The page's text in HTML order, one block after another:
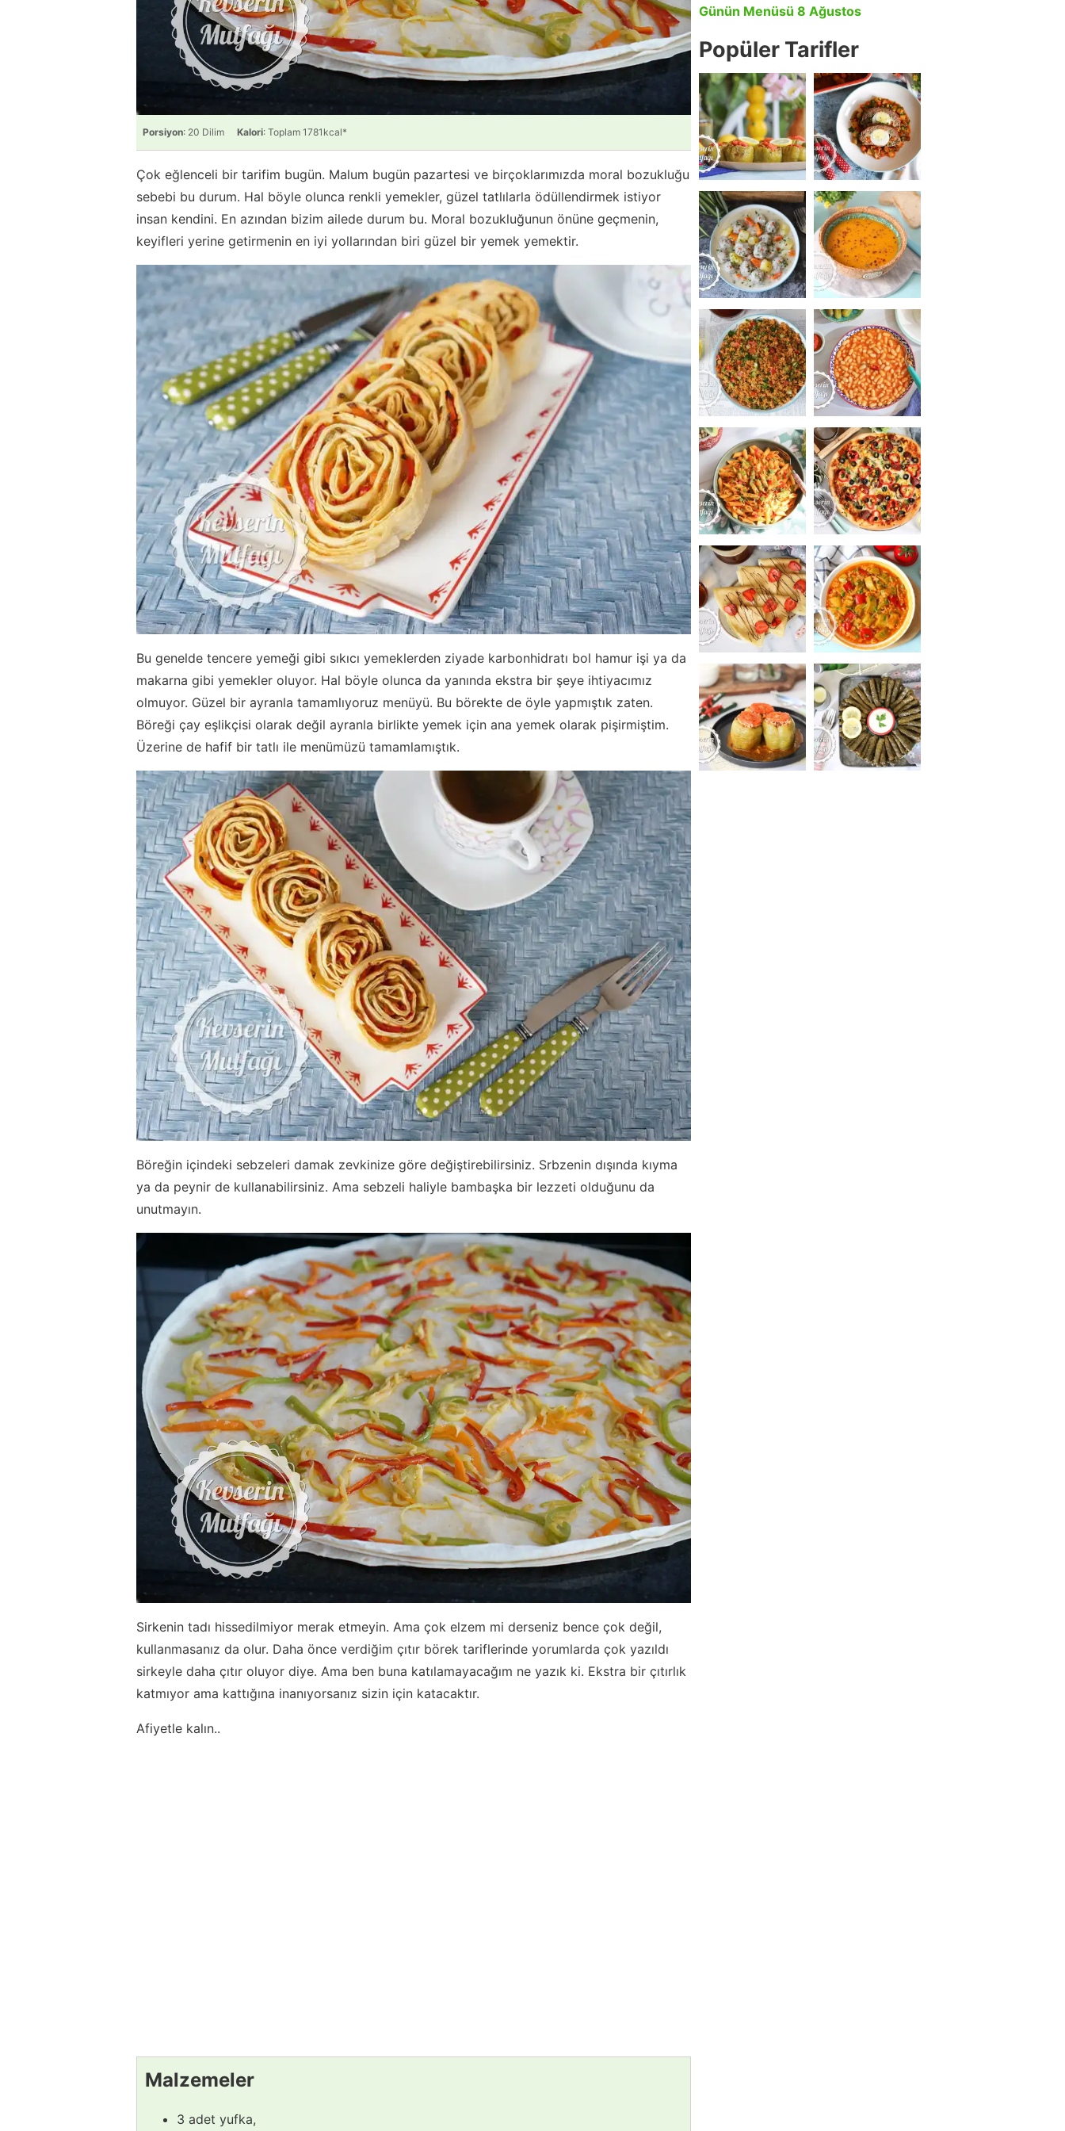
Porsiyon: 20 Dilim Kalori: Toplam 1781kcal*
Çok eğlenceli bir tarifim bugün. Malum bugün pazartesi ve birçoklarımızda moral bozukluğu
sebebi bu durum. Hal böyle olunca renkli yemekler, güzel tatlılarla ödüllendirmek istiyor
insan kendini. En azından bizim ailede durum bu. Moral bozukluğunun önüne geçmenin,
keyifleri yerine getirmenin en iyi yollarından biri güzel bir yemek yemektir.
Bu genelde tencere yemeği gibi sıkıcı yemeklerden ziyade karbonhidratı bol hamur işi ya da
makarna gibi yemekler oluyor. Hal böyle olunca da yanında ekstra bir şeye ihtiyacımız
olmuyor. Güzel bir ayranla tamamlıyoruz menüyü. Bu börekte de öyle yapmıştık zaten.
Böreği çay eşlikçisi olarak değil ayranla birlikte yemek için ana yemek olarak pişirmiştim.
Üzerine de hafif bir tatlı ile menümüzü tamamlamıştık.
Böreğin içindeki sebzeleri damak zevkinize göre değiştirebilirsiniz. Srbzenin dışında kıyma
ya da peynir de kullanabilirsiniz. Ama sebzeli haliyle bambaşka bir lezzeti olduğunu da
unutmayın.
Sirkenin tadı hissedilmiyor merak etmeyin. Ama çok elzem mi derseniz bence çok değil,
kullanmasanız da olur. Daha önce verdiğim çıtır börek tariflerinde yorumlarda çok yazıldı
sirkeyle daha çıtır oluyor diye. Ama ben buna katılamayacağım ne yazık ki. Ekstra bir çıtırlık
katmıyor ama kattığına inanıyorsanız sizin için katacaktır.
Afiyetle kalın..
Malzemeler
3 adet yufka,
Günün Menüsü 8 Ağustos
Popüler Tarifler